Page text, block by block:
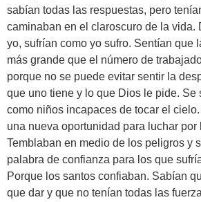
sabían todas las respuestas, pero
caminaban en el claroscuro de la vida.
yo, sufrían como yo sufro. Sentían que
más grande que el número de
porque no se puede evitar sentir la
que uno tiene y lo que Dios le pide. Se
como niños incapaces de tocar el
una nueva oportunidad para luchar por
Temblaban en medio de los peligros y
palabra de confianza para los que
Porque los santos confiaban. Sabían
que dar y que no tenían todas las